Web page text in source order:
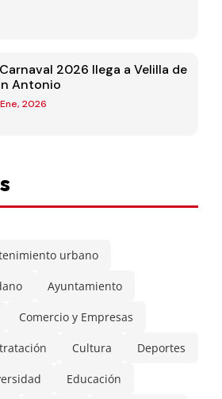
2026 llega a Velilla de
Antonio
2026
urbano
Ayuntamiento
Comercio y Empresas
Cultura Deportes
Educación